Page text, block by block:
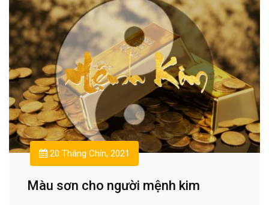
20 Tháng Chín, 2021
Màu sơn cho người mệnh kim